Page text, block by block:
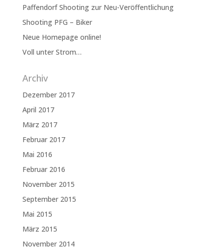
Paffendorf Shooting zur Neu-Veröffentlichung
Shooting PFG – Biker
Neue Homepage online!
Voll unter Strom…
Archiv
Dezember 2017
April 2017
März 2017
Februar 2017
Mai 2016
Februar 2016
November 2015
September 2015
Mai 2015
März 2015
November 2014